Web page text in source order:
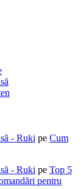
- Ruki pe Cum
- Ruki pe Top 5
pentru